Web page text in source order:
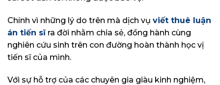
Chính vì những lý do trên mà dịch vụ viết thuê luận
án tiến sĩ ra đời nhằm chia sẻ, đồng hành cùng
nghiên cứu sinh trên con đường hoàn thành học vị
tiến sĩ của mình.
Với sự hỗ trợ của các chuyên gia giàu kinh nghiệm,